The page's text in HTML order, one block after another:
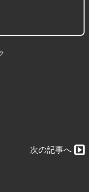
次の記事へ